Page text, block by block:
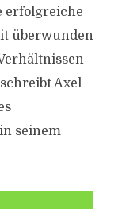
erfolgreiche
überwunden
Axel
seinem